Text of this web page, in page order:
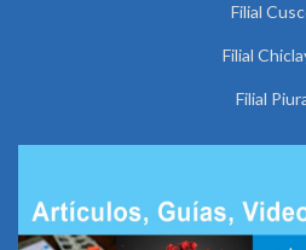
Filial
Filial
Filial